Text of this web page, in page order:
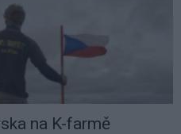
na K-farmě